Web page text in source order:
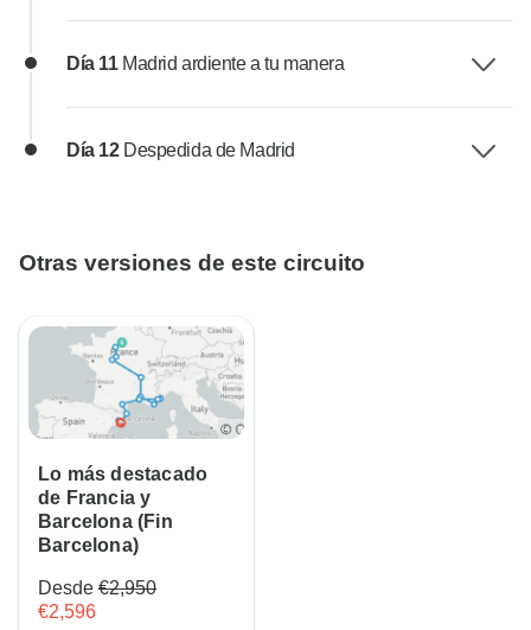
Día 11 Madrid ardiente a tu manera
Día 12 Despedida de Madrid
Otras versiones de este circuito
Lo más destacado
de Francia y
Barcelona (Fin
Barcelona)
Desde €2,950
€2,596